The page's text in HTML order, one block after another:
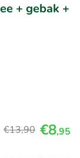
+ gebak +
€13,90 €8,95